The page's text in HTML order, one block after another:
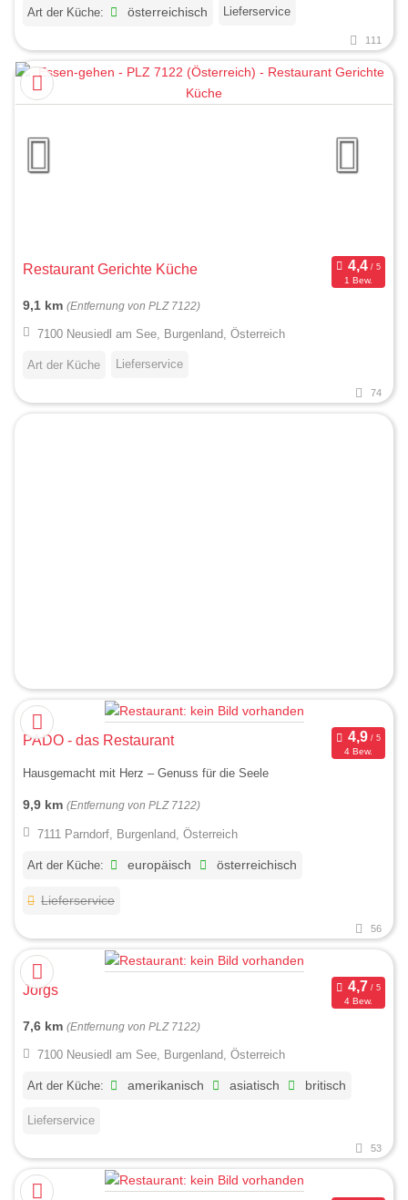
Art der Küche: österreichisch Lieferservice
111
Restaurant Gerichte Küche
1 Bew.
9,1 km (Entfernung von PLZ 7122)
7100 Neusiedl am See, Burgenland, Österreich
Art der Küche Lieferservice
74
PADO - das Restaurant
4 Bew.
Hausgemacht mit Herz ‒ Genuss für die Seele
9,9 km (Entfernung von PLZ 7122)
7111 Parndorf, Burgenland, Österreich
Art der Küche: europäisch österreichisch
Lieferservice
56
Jörgs
4 Bew.
7,6 km (Entfernung von PLZ 7122)
7100 Neusiedl am See, Burgenland, Österreich
Art der Küche: amerikanisch asiatisch britisch
Lieferservice
53